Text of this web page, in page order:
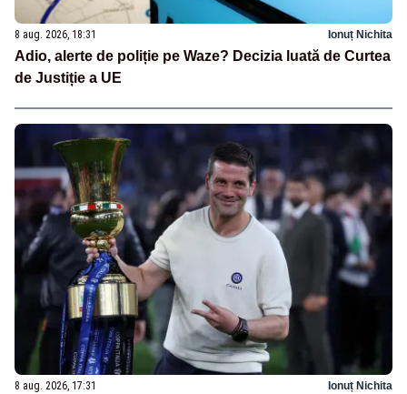
8 aug. 2026, 18:31 Ionuț Nichita
Adio, alerte de poliție pe Waze? Decizia luată de Curtea
de Justiție a UE
8 aug. 2026, 17:31 Ionuț Nichita